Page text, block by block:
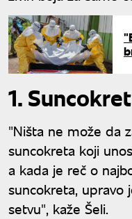
1.
"Ništa ne može da
suncokreta koji
a kada je reč o
suncokreta, upravo
setvu", kaže Šeli.